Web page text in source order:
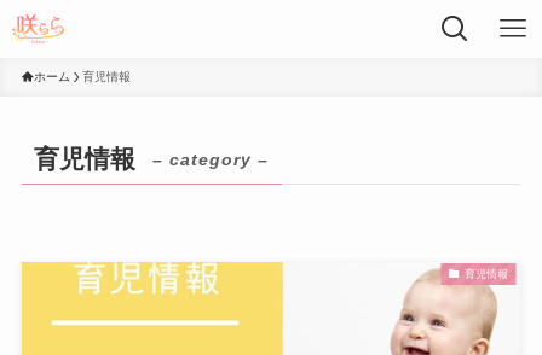
ホーム 育児情報
育児情報 – category –
育児情報